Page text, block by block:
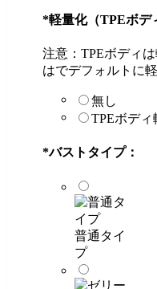
*軽量化（TPEボデ
注意：TPEボディ
はでデフォルトに
無し
TPEボディ
*バストタイプ：
普通タイ
プ